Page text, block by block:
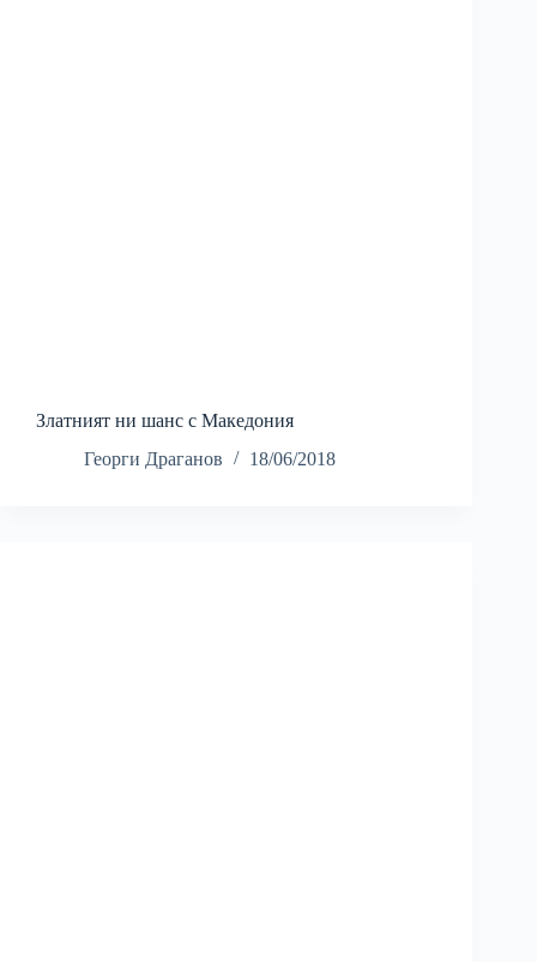
Златният ни шанс с Македония
Георги Драганов
18/06/2018